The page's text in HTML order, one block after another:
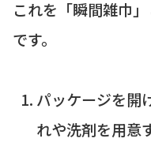
これを「瞬間雑巾
です。
パッケージを開
れや洗剤を用意